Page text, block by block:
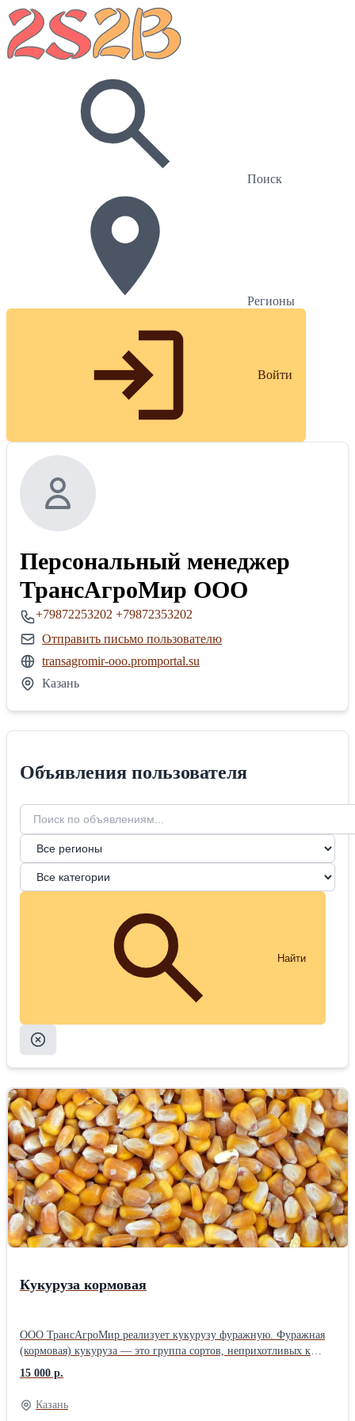
Поиск
Регионы
Войти
Персональный менеджер
ТрансАгроМир ООО
+79872253202 +79872353202
Отправить письмо пользователю
transagromir-ooo.promportal.su
Казань
Объявления пользователя
Найти
Кукуруза кормовая
ООО ТрансАгроМир реализует кукурузу фуражную. Фуражная
(кормовая) кукуруза — это группа сортов, неприхотливых к
условиям выращивания, но обладающих пониженными
вкусовыми качествами. Зерно таких растений используется в
качестве питательного корма для сельскохозяйственных
животных и птицы. В кукурузном зерне содержится до 10%
15 000 р.
Казань